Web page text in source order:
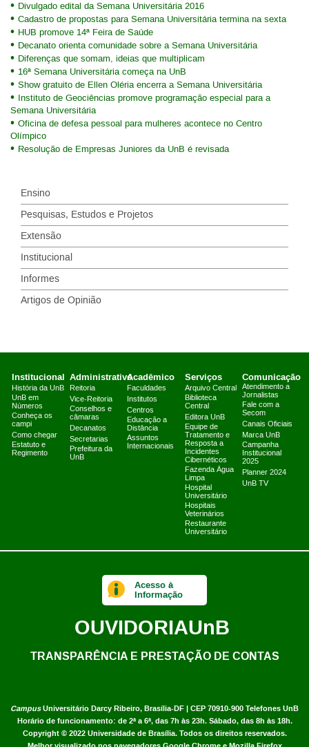
Divulgado edital da Semana Universitária 2016
Cadastro de propostas para Semana Universitária termina na sexta
HUB promove 14ª Feira de Saúde
Decanato orienta comunidade sobre a Semana Universitária
Diferenças que somam, ideias que multiplicam
16ª Semana Universitária começa na UnB
Show gratuito de Ellen Oléria encerra a Semana Universitária
Instituto de Geociências promove programação especial para a
Semana Universitária
Oficina de defesa pessoal para mulheres acontece no Centro
Olímpico
Resolução de Empresas Juniores da UnB é revisada
Ensino
Pesquisas, Estudos e Projetos
Extensão
Institucional
Informes
Artigos de Opinião
Institucional
História da UnB
UnB em
Números
Conheça os
campi
Como chegar
Estatuto e
Regimento
Administrativo
Reitoria
Vice-Reitoria
Conselhos e
câmaras
Decanatos
Secretarias
Prefeitura da
UnB
Acadêmico
Faculdades
Institutos
Centros
Educação a
Distância
Assuntos
Internacionais
Serviços
Arquivo Central
Biblioteca
Central
Editora UnB
Equipe de
Tratamento e
Resposta a
Incidentes
Cibernéticos
Fazenda Água
Limpa
Hospital
Universitário
Hospitais
Veterinários
Restaurante
Universitário
Comunicação
Atendimento a
Jornalistas
Fale com a
Secom
Canais Oficiais
Marca UnB
Campanha
Institucional
2025
Planner 2024
UnB TV
CampusUniversitário Darcy Ribeiro, Brasília-DF | CEP 70910-900 Telefones UnB
Horário de funcionamento: de 2ª a 6ª, das 7h às 23h. Sábado, das 8h às 18h.
Copyright © 2022 Universidade de Brasília. Todos os direitos reservados.
Acesso à
Informação
OUVIDORIAUnB
TRANSPARÊNCIA E PRESTAÇÃO DE CONTAS